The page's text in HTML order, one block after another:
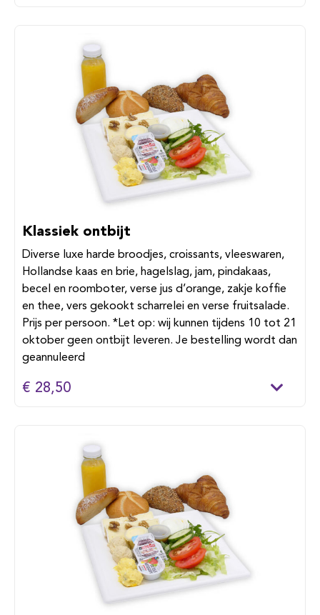
Klassiek ontbijt
Diverse luxe harde broodjes, croissants, vleeswaren,
Hollandse kaas en brie, hagelslag, jam, pindakaas,
becel en roomboter, verse jus d’orange, zakje koffie
en thee, vers gekookt scharrelei en verse fruitsalade.
Prijs per persoon. *Let op: wij kunnen tijdens 10 tot 21
oktober geen ontbijt leveren. Je bestelling wordt dan
geannuleerd
€ 28,50